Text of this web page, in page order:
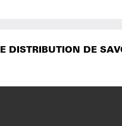
DISTRIBUTION DE